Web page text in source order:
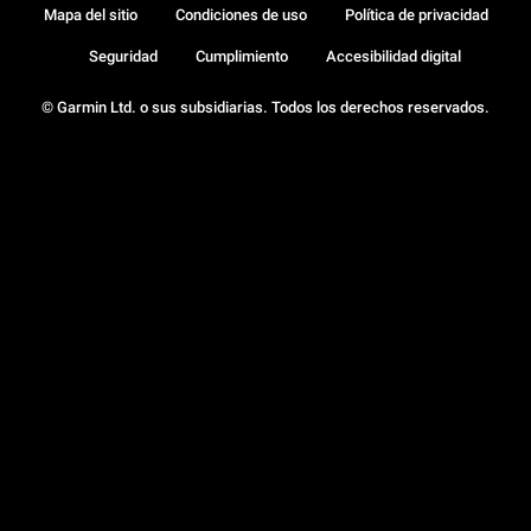
© Garmin Ltd. o sus subsidiarias. Todos los derechos reservados.
Mapa del sitio Condiciones de uso Política de privacidad
Seguridad Cumplimiento Accesibilidad digital